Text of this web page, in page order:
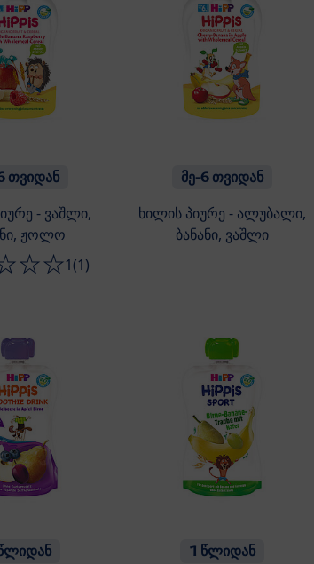
თვიდან
- ვაშლი,
ჟოლო
1(1)
მე-6 თვიდან
ხილის პიურე - ალუბალი,
ბანანი, ვაშლი
1 წლიდან